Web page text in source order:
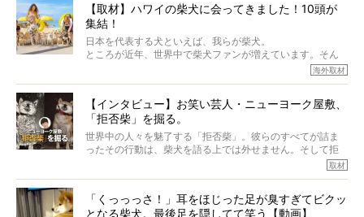
でも、いざそれぞれの個体を見ていくと、丈夫で病気にも
なりにくい、とは言えないような気もするのです。
実際に「病気にならない」などということはないし、飼い
主はそのためにやるべきことがある。
今回は、柴犬に関わる方たちすべてに読んで欲しい、ある
語でした。
※文章はご本人の了承を得て編集しています
※画像はすべてイメージです
※この記事は個人の感想であり、効果・効能を示すものではありません
【取材】ハワイの柴犬に会ってきました！10頭が
集結！
日本を代表する犬といえば、我らが柴犬。
ところが近年、世界中で柴犬ファンが増えています。そん
な中「柴犬ライフ」が目をつけたのは、南の楽園ハワイ。
そんな噂を聞きつけ、今回はハワイの柴犬たちを取材して
きました！
海外取材
【インタビュー】お笑い芸人・ニューヨーク屋敷、
「拒否柴」を掘る。
世界中の人々を魅了する「拒否柴」。彼らのすべてが詰ま
ったその行動は、柴犬を語る上では外せません。そして拒
否柴がここまで話題になるのは、“映える”ことも理由のひと
がるのでしょうか。
最近版画製作を始めた、お笑いコンビ「ニューヨーク」の
取材
「くっっっさ！」耳をほじった足が臭すぎてビクッ
となる柴犬。最後足を隠してて笑う【動画】